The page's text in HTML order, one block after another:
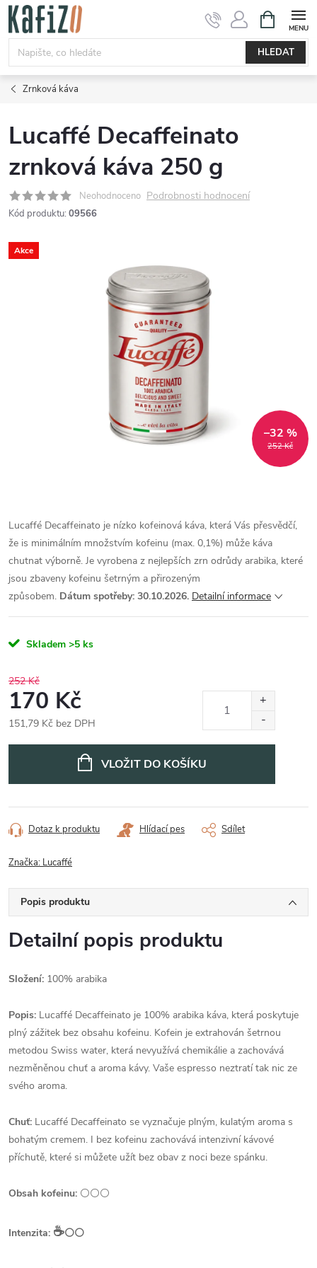
Přejít
obsah
HLEDAT
NÁKUPNÍ
KOŠÍK
Zrnková káva
Lucaffé Decaffeinato
zrnková káva 250 g
Neohodnoceno Podrobnosti hodnocení
Kód produktu: 09566
Akce
252 Kč
–32 %
Lucaffé Decaffeinato je nízko kofeinová káva, která Vás přesvědčí,
že is minimálním množstvím kofeinu (max. 0,1%) může káva
chutnat výborně. Je vyrobena z nejlepších zrn odrůdy arabika, které
jsou zbaveny kofeinu šetrným a přirozeným
způsobem. Dátum spotřeby: 30.10.2026. Detailní informace
Skladem >5 ks
252 Kč
170 Kč
151,79 Kč bez DPH
VLOŽIT DO KOŠÍKU
Dotaz k produktu Hlídací pes Sdílet
Značka: Lucaffé
Popis produktu
Detailní popis produktu
Složení: 100% arabika
Popis: Lucaffé Decaffeinato je 100% arabika káva, která poskytuje
plný zážitek bez obsahu kofeinu. Kofein je extrahován šetrnou
metodou Swiss water, která nevyužívá chemikálie a zachovává
nezměněnou chuť a aroma kávy. Vaše espresso neztratí tak nic ze
svého aroma.
Chuť: Lucaffé Decaffeinato se vyznačuje plným, kulatým aroma s
bohatým cremem. I bez kofeinu zachovává intenzivní kávové
příchutě, které si můžete užít bez obav z noci beze spánku.
Obsah kofeinu: ⚪⚪⚪
Intenzita: ☕️⚪⚪